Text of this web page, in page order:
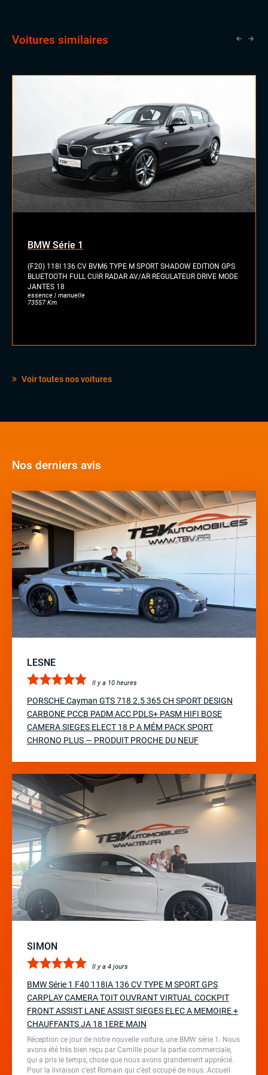
Voitures similaires
BMW Série 1
(F20) 118I 136 CV BVM6 TYPE M SPORT SHADOW EDITION GPS
BLUETOOTH FULL CUIR RADAR AV/AR REGULATEUR DRIVE MODE
JANTES 18
essence | manuelle
73557 Km
Voir toutes nos voitures
Nos derniers avis
LESNE
Il y a 10 heures
PORSCHE Cayman GTS 718 2.5 365 CH SPORT DESIGN
CARBONE PCCB PADM ACC PDLS+ PASM HIFI BOSE
CAMERA SIEGES ELECT 18 P A MÉM PACK SPORT
CHRONO PLUS — PRODUIT PROCHE DU NEUF
SIMON
Il y a 4 jours
BMW Série 1 F40 118IA 136 CV TYPE M SPORT GPS
CARPLAY CAMERA TOIT OUVRANT VIRTUAL COCKPIT
FRONT ASSIST LANE ASSIST SIEGES ELEC A MEMOIRE +
CHAUFFANTS JA 18 1ERE MAIN
Réception ce jour de notre nouvelle voiture, une BMW série 1. Nous
avons été très bien reçu par Camille pour la partie commerciale,
qui a pris le temps, chose que nous avons grandement apprécié.
Pour la livraison c’est Romain qui c’est occupé de nous. Accueil